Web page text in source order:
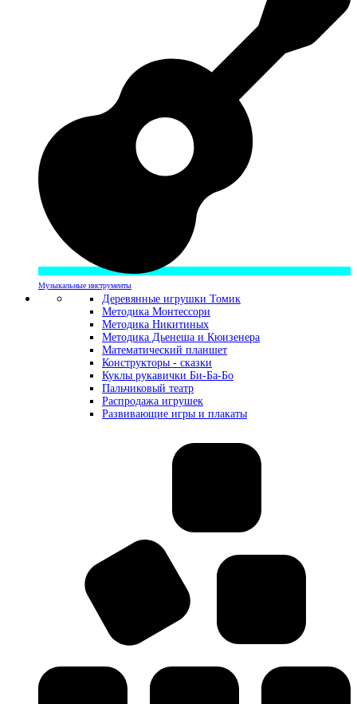
Музыкальные инструменты
Деревянные игрушки Томик
Методика Монтессори
Методика Никитиных
Методика Дьенеша и Кюизенера
Математический планшет
Конструкторы - сказки
Куклы рукавички Би-Ба-Бо
Пальчиковый театр
Распродажа игрушек
Развивающие игры и плакаты